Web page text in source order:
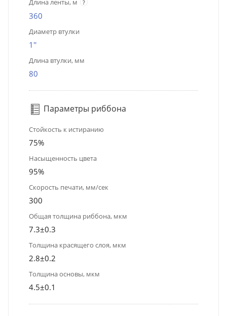
Длина ленты, м ?
360
Диаметр втулки
1''
Длина втулки, мм
80
Параметры риббона
Стойкость к истиранию
75%
Насыщенность цвета
95%
Скорость печати, мм/сек
300
Общая толщина риббона, мкм
7.3±0.3
Толщина красящего слоя, мкм
2.8±0.2
Толщина основы, мкм
4.5±0.1